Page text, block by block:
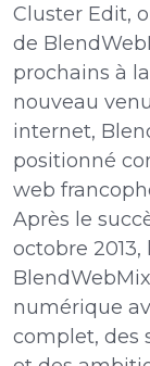
Cluster Edit,
de
prochains à
nouveau
internet,
positionné
web
Après le
octobre
numérique
complet, des